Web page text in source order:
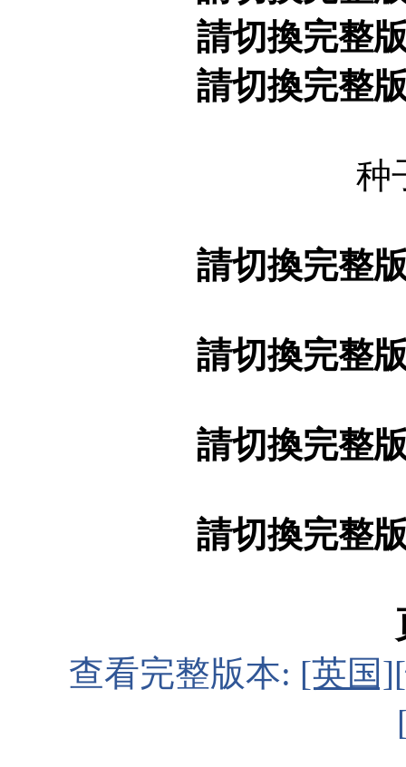
請切換完整
請切換完整
种
請切換完整
請切換完整
請切換完整
請切換完整
查看完整版本: [英国